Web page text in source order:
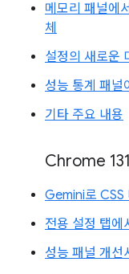
메모리 패널에
체
설정의 새로운
성능 통계 패널
기타 주요 내용
Chrome 131
Gemini로 CSS
전용 설정 탭에
성능 패널 개선